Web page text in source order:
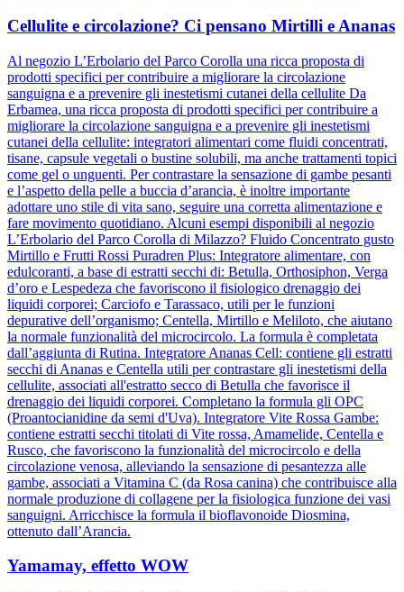
Cellulite e circolazione? Ci pensano Mirtilli e Ananas
Al negozio L’Erbolario del Parco Corolla una ricca proposta di
prodotti specifici per contribuire a migliorare la circolazione
sanguigna e a prevenire gli inestetismi cutanei della cellulite Da
Erbamea, una ricca proposta di prodotti specifici per contribuire a
migliorare la circolazione sanguigna e a prevenire gli inestetismi
cutanei della cellulite: integratori alimentari come fluidi concentrati,
tisane, capsule vegetali o bustine solubili, ma anche trattamenti topici
come gel o unguenti. Per contrastare la sensazione di gambe pesanti
e l’aspetto della pelle a buccia d’arancia, è inoltre importante
adottare uno stile di vita sano, seguire una corretta alimentazione e
fare movimento quotidiano. Alcuni esempi disponibili al negozio
L’Erbolario del Parco Corolla di Milazzo? Fluido Concentrato gusto
Mirtillo e Frutti Rossi Puradren Plus: Integratore alimentare, con
edulcoranti, a base di estratti secchi di: Betulla, Orthosiphon, Verga
d’oro e Lespedeza che favoriscono il fisiologico drenaggio dei
liquidi corporei; Carciofo e Tarassaco, utili per le funzioni
depurative dell’organismo; Centella, Mirtillo e Meliloto, che aiutano
la normale funzionalità del microcircolo. La formula è completata
dall’aggiunta di Rutina. Integratore Ananas Cell: contiene gli estratti
secchi di Ananas e Centella utili per contrastare gli inestetismi della
cellulite, associati all'estratto secco di Betulla che favorisce il
drenaggio dei liquidi corporei. Completano la formula gli OPC
(Proantocianidine da semi d'Uva). Integratore Vite Rossa Gambe:
contiene estratti secchi titolati di Vite rossa, Amamelide, Centella e
Rusco, che favoriscono la funzionalità del microcircolo e della
circolazione venosa, alleviando la sensazione di pesantezza alle
gambe, associati a Vitamina C (da Rosa canina) che contribuisce alla
normale produzione di collagene per la fisiologica funzione dei vasi
sanguigni. Arricchisce la formula il bioflavonoide Diosmina,
ottenuto dall’Arancia.
Yamamay, effetto WOW